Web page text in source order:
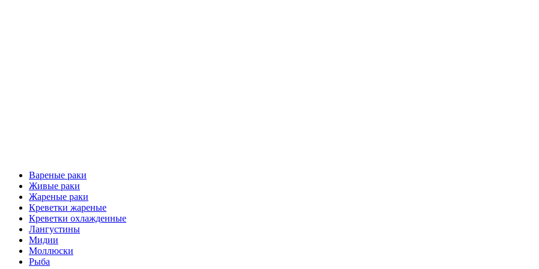
Вареные раки
Живые раки
Жареные раки
Креветки жареные
Креветки охлажденные
Лангустины
Мидии
Моллюски
Рыба